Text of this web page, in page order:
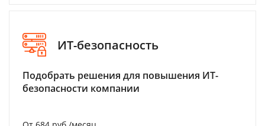
ИТ-безопасность
Подобрать решения для повышения ИТ-
безопасности компании